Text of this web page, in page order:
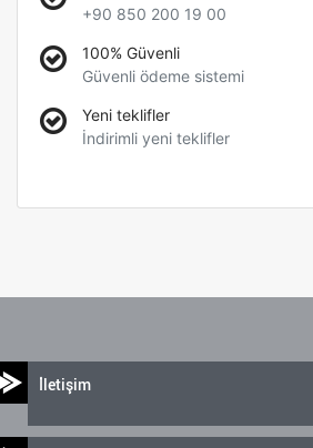
+90 850 200 19 00
100% Güvenli
Güvenli ödeme sistemi
Yeni teklifler
İndirimli yeni teklifler
İletişim